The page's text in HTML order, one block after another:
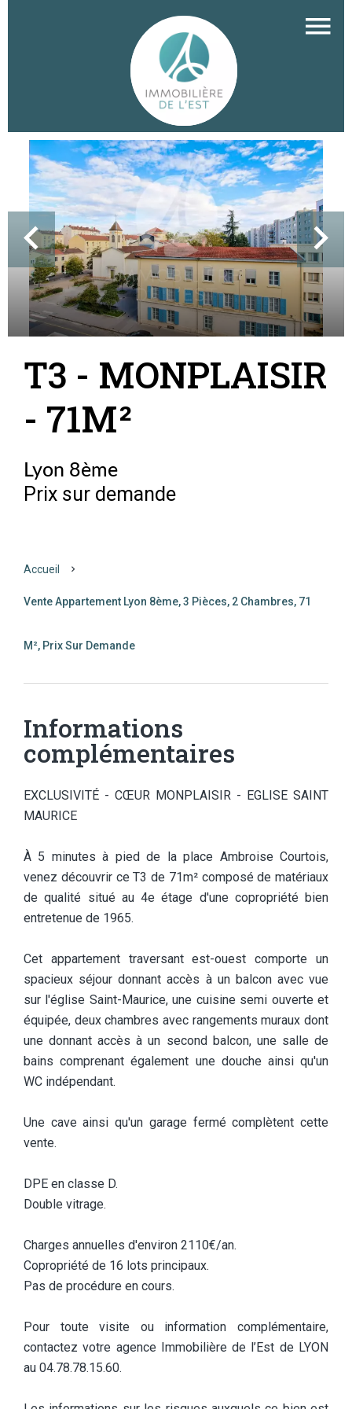
T3 - MONPLAISIR
- 71M²
Lyon 8ème
Prix sur demande
Accueil
Vente Appartement Lyon 8ème, 3 Pièces, 2 Chambres, 71
M², Prix Sur Demande
Informations
complémentaires
EXCLUSIVITÉ - CŒUR MONPLAISIR - EGLISE SAINT
MAURICE
À 5 minutes à pied de la place Ambroise Courtois,
venez découvrir ce T3 de 71m² composé de matériaux
de qualité situé au 4e étage d'une copropriété bien
entretenue de 1965.
Cet appartement traversant est-ouest comporte un
spacieux séjour donnant accès à un balcon avec vue
sur l'église Saint-Maurice, une cuisine semi ouverte et
équipée, deux chambres avec rangements muraux dont
une donnant accès à un second balcon, une salle de
bains comprenant également une douche ainsi qu'un
WC indépendant.
Une cave ainsi qu'un garage fermé complètent cette
vente.
DPE en classe D.
Double vitrage.
Charges annuelles d'environ 2110€/an.
Copropriété de 16 lots principaux.
Pas de procédure en cours.
Pour toute visite ou information complémentaire,
contactez votre agence Immobilière de l’Est de LYON
au 04.78.78.15.60.